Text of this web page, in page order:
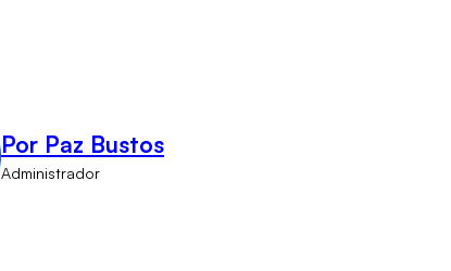
Por Paz Bustos
Administrador